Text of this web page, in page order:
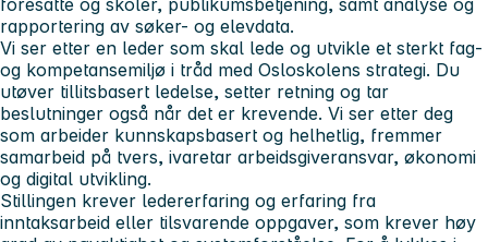
foresatte og skoler, publikumsbetjening, samt analyse og
rapportering av søker- og elevdata.
Vi ser etter en leder som skal lede og utvikle et sterkt fag-
og kompetansemiljø i tråd med Osloskolens strategi. Du
utøver tillitsbasert ledelse, setter retning og tar
beslutninger også når det er krevende. Vi ser etter deg
som arbeider kunnskapsbasert og helhetlig, fremmer
samarbeid på tvers, ivaretar arbeidsgiveransvar, økonomi
og digital utvikling.
Stillingen krever ledererfaring og erfaring fra
inntaksarbeid eller tilsvarende oppgaver, som krever høy